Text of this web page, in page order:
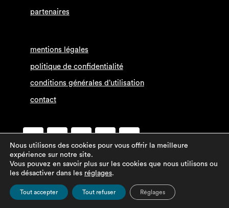
partenaires
mentions légales
politique de confidentialité
conditions générales d’utilisation
contact
Nous utilisons des cookies pour vous offrir la meilleure
expérience sur notre site.
Vous pouvez en savoir plus sur les cookies que nous utilisons ou
les désactiver dans les réglages.
Tout accepter Tout refuser Réglages